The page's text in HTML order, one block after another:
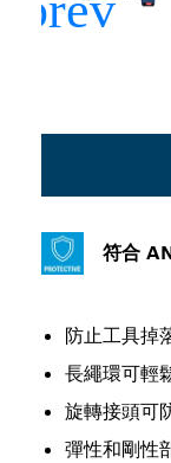
符合
防止工具掉
長繩環可輕
旋轉接頭可
彈性和剛性